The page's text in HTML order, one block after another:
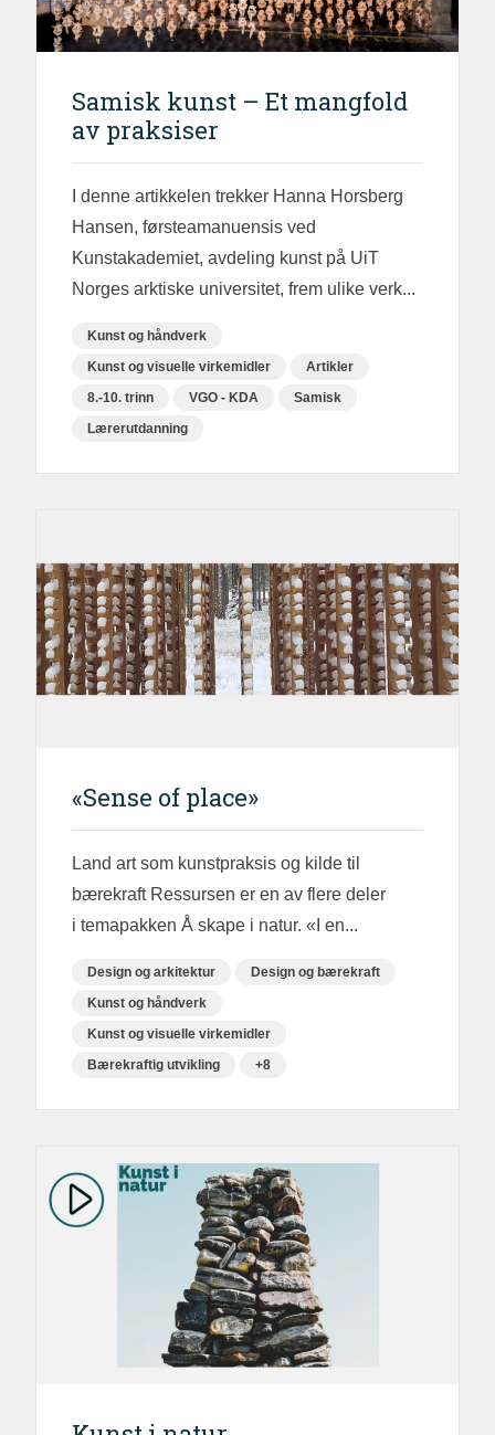
Samisk kunst – Et mangfold
av praksiser
I denne artikkelen trekker Hanna Horsberg
Hansen, førsteamanuensis ved
Kunstakademiet, avdeling kunst på UiT
Norges arktiske universitet, frem ulike verk...
Kunst og håndverk
Kunst og visuelle virkemidler
Artikler
8.-10. trinn
VGO - KDA
Samisk
Lærerutdanning
«Sense of place»
Land art som kunstpraksis og kilde til
bærekraft Ressursen er en av flere deler
i temapakken Å skape i natur. «I en...
Design og arkitektur
Design og bærekraft
Kunst og håndverk
Kunst og visuelle virkemidler
Bærekraftig utvikling
+8